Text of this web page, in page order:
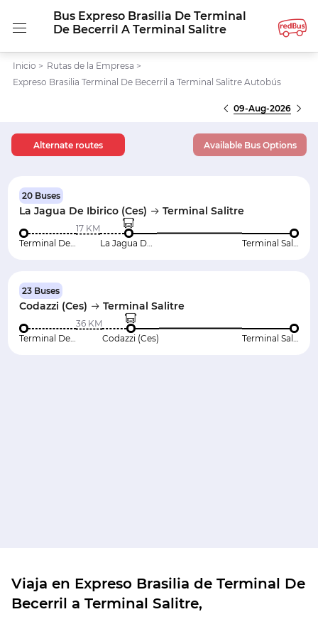
Bus Expreso Brasilia De Terminal
De Becerril A Terminal Salitre
Inicio > Rutas de la Empresa >
Expreso Brasilia Terminal De Becerril a Terminal Salitre Autobús
09-Aug-2026
Alternate routes Available Bus Options
20 Buses
La Jagua De Ibirico (Ces) Terminal Salitre
Terminal De Becerril
17 KM
La Jagua De Ibirico (Ces)
Terminal Salitre
23 Buses
Codazzi (Ces) Terminal Salitre
Terminal De Becerril
36 KM
Codazzi (Ces)
Terminal Salitre
Viaja en Expreso Brasilia de Terminal De
Becerril a Terminal Salitre,